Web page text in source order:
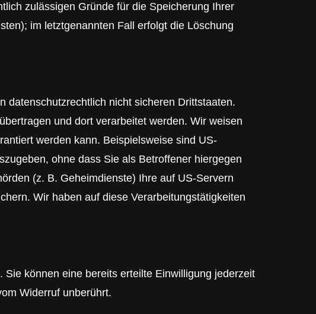
zulässigen Gründe für die Speicherung Ihrer
im letztgenannten Fall erfolgt die Löschung
datenschutzrechtlich nicht sicheren Drittstaaten.
und dort verarbeitet werden. Wir weisen
werden kann. Beispielsweise sind US-
ohne dass Sie als Betroffener hiergegen
(z. B. Geheimdienste) Ihre auf US-Servern
Wir haben auf diese Verarbeitungstätigkeiten
können eine bereits erteilte Einwilligung jederzeit
Widerruf unberührt.